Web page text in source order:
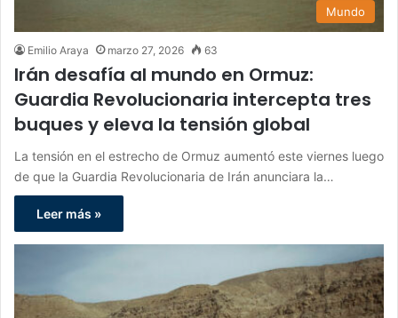
Mundo
Emilio Araya marzo 27, 2026 63
Irán desafía al mundo en Ormuz:
Guardia Revolucionaria intercepta tres
buques y eleva la tensión global
La tensión en el estrecho de Ormuz aumentó este viernes luego
de que la Guardia Revolucionaria de Irán anunciara la…
Leer más »